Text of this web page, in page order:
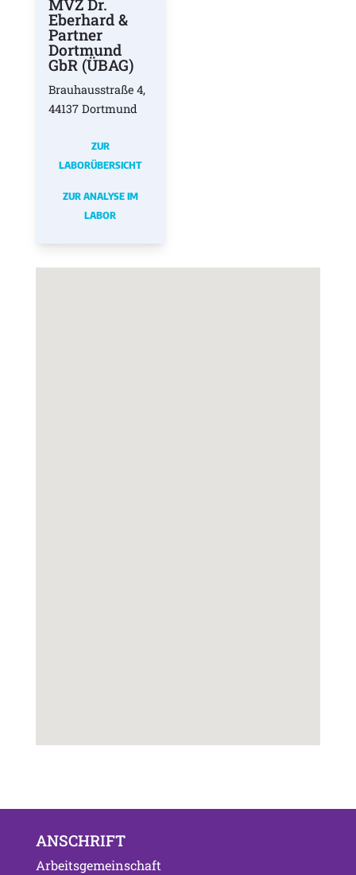
MVZ Dr.
Eberhard &
Partner
Dortmund
GbR (ÜBAG)
Brauhausstraße 4,
44137 Dortmund
ZUR
LABORÜBERSICHT
ZUR ANALYSE IM
LABOR
ANSCHRIFT
Arbeitsgemeinschaft